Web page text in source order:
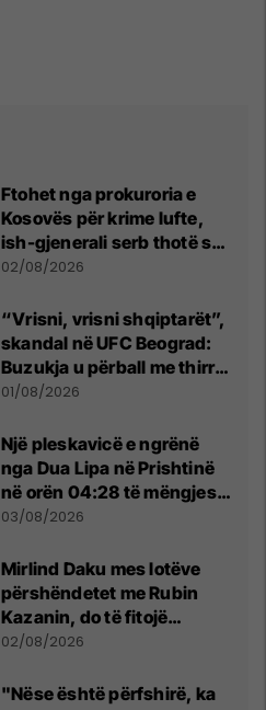
Ftohet nga prokuroria e
Kosovës për krime lufte,
ish-gjenerali serb thotë se
dikush e tradhtoi në
02/08/2026
“Vrisni, vrisni shqiptarët”,
skandal në UFC Beograd:
Buzukja u përball me thirrje
anti-shqiptare nga
01/08/2026
Një pleskavicë e ngrënë
nga Dua Lipa në Prishtinë
në orën 04:28 të mëngjesit
- dhe bota digjitale serbe
03/08/2026
Mirlind Daku mes lotëve
përshëndetet me Rubin
Kazanin, do të fitojë
miliona te Spartak Moska
02/08/2026
"Nëse është përfshirë, ka